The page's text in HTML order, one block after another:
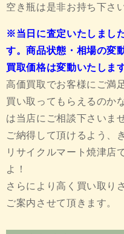
空き瓶は是非お持ち下さ
※当日に査定いたしまし
す。商品状態・相場の変
買取価格は変動いたします
高価買取でお客様にご満
買い取ってもらえるのか
は当店にご相談下さいませ
ご納得して頂けるよう、
リサイクルマート焼津店
よ！
さらにより高く買い取り
ご案内させて頂きます。